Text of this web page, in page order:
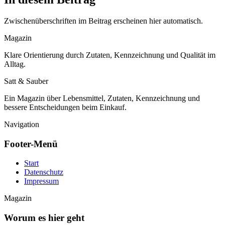
Zwischenüberschriften im Beitrag erscheinen hier automatisch.
Magazin
Klare Orientierung durch Zutaten, Kennzeichnung und Qualität im
Alltag.
Satt & Sauber
Ein Magazin über Lebensmittel, Zutaten, Kennzeichnung und
bessere Entscheidungen beim Einkauf.
Navigation
Footer-Menü
Start
Datenschutz
Impressum
Magazin
Worum es hier geht